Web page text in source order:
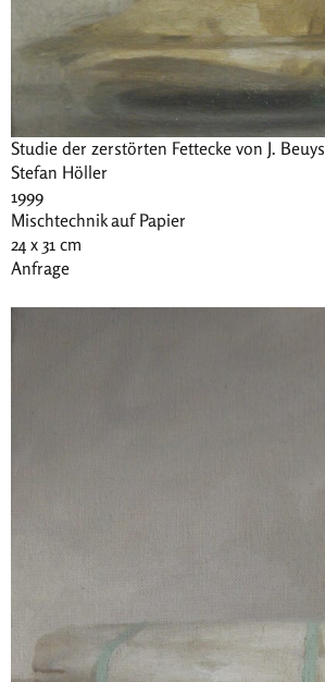
Studie der zerstörten Fettecke von J. Beuys
Stefan Höller
1999
Mischtechnik auf Papier
24 x 31 cm
Anfrage